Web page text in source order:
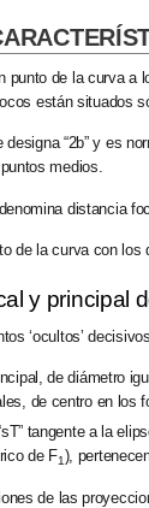
punto de la curva
están situados
“2b” y es
medios.
distancia
de la curva con
y principal
‘ocultos’
, dediámetro
, de centro en los
tangente a la
de F1),
de las